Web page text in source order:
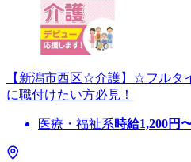
【新潟市西区☆介護】☆フルタ
に職付けたい方必見！
医療・福祉系時給1,200円